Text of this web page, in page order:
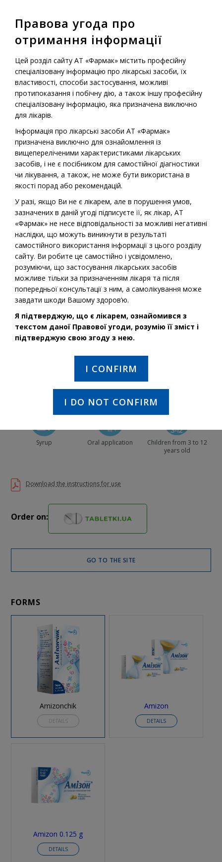
OTC Medications
Amizonchik
INN: Enisamium iodide
Amizonchik alleviates(facilitates) the course of influenza and
ARVIs; reduces the harmful effects of viruses on the child’s
Інформація про лікарські засоби, призначена
виключно для лікарів.
Syrup Oral application
Children from 3 to 12
years old
Download the instructions for use
Order on:
GO TO THE SITE
FORMS
Amizonchik
DETAILS
Amizon
DETAILS
Amizon 0.125 g
DETAILS
Правова угода про
отримання інформації
Цей розділ сайту АТ «Фармак» містить професійну
спеціалізовану інформацію про лікарські засоби, їх
властивості, способи застосування, можливі
протипоказання і побічну дію, а також іншу професійну
спеціалізовану інформацію, яка призначена виключно
для лікарів.
Інформація про лікарські засоби АТ «Фармак»
призначена виключно для ознайомлення із
вищепереліченими характеристиками лікарських
засобів, і не є посібником для самостійної діагностики
чи лікування, а також, не може бути використана в
якості порад або рекомендацій.
У разі, якщо Ви не є лікарем, але в порушення умов,
зазначених в даній угоді підписуєте її, як лікар, АТ
«Фармак» не несе відповідальності за можливі негативні
наслідки, що можуть виникнути в результаті
самостійного використання інформації з цього розділу
сайту. Ви робите це самостійно і усвідомлено,
розуміючи, що застосування лікарських засобів
можливе тільки за призначенням лікаря та після
попередньої консультації з ним, а самолікування може
завдати шкоди Вашому здоров’ю.
Я підтверджую, що є лікарем, ознайомився з
текстом даної Правової угоди, розумію її зміст і
підтверджую свою згоду з нею.
I CONFIRM
I DO NOT CONFIRM